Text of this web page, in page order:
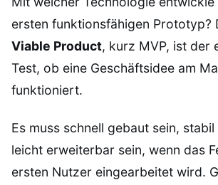
ersten funktionsfähigen Prototyp?
Viable Product, kurz MVP, ist der
Test, ob eine Geschäftsidee am
funktioniert.
Es muss schnell gebaut sein,
leicht erweiterbar sein, wenn das
ersten Nutzer eingearbeitet wird.